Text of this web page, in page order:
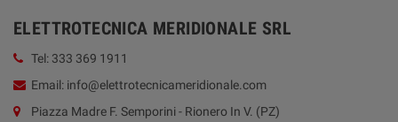
ELETTROTECNICA MERIDIONALE SRL
Tel: 333 369 1911
Email: info@elettrotecnicameridionale.com
Piazza Madre F. Semporini - Rionero In V. (PZ)